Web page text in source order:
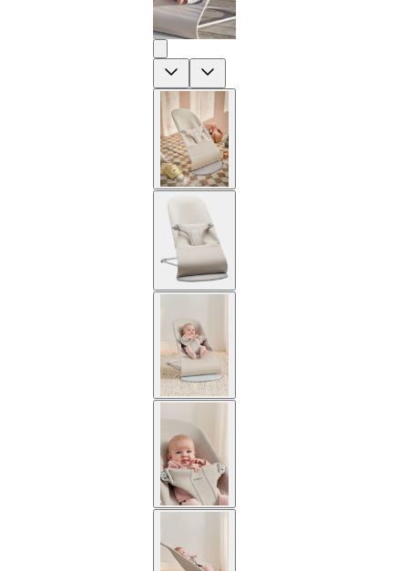
Previous